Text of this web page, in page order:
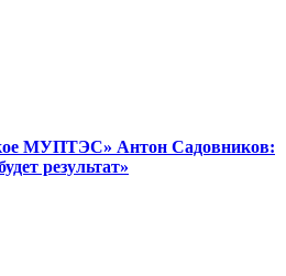
МУПТЭС» Антон Садовников:
результат»